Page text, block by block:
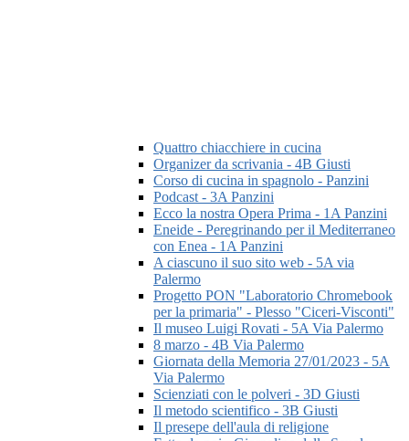
Quattro chiacchiere in cucina
Organizer da scrivania - 4B Giusti
Corso di cucina in spagnolo - Panzini
Podcast - 3A Panzini
Ecco la nostra Opera Prima - 1A Panzini
Eneide - Peregrinando per il Mediterraneo
con Enea - 1A Panzini
A ciascuno il suo sito web - 5A via
Palermo
Progetto PON "Laboratorio Chromebook
per la primaria" - Plesso "Ciceri-Visconti"
Il museo Luigi Rovati - 5A Via Palermo
8 marzo - 4B Via Palermo
Giornata della Memoria 27/01/2023 - 5A
Via Palermo
Scienziati con le polveri - 3D Giusti
Il metodo scientifico - 3B Giusti
Il presepe dell'aula di religione